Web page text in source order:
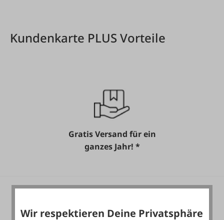
Kundenkarte PLUS Vorteile
Gratis Versand für ein
ganzes Jahr! *
Wir respektieren Deine Privatsphäre